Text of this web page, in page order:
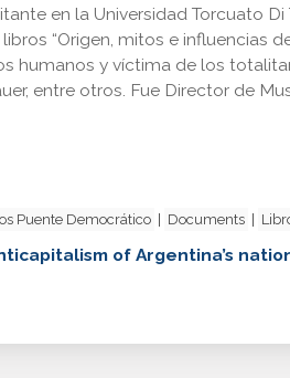
en la Universidad Torcuato
“Origen, mitos e influencias
humanos y víctima de los
entre otros. Fue Director de
Puente Democrático Documents
of Argentina’s